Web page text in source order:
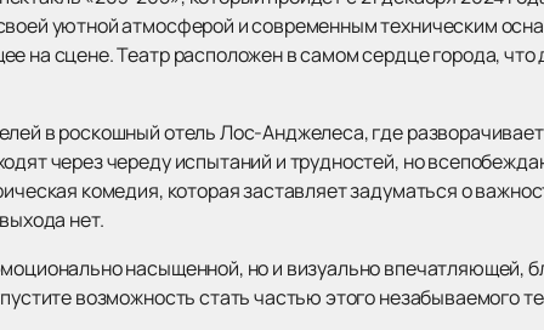
уютной атмосферой и современным техническим
на сцене. Театр расположен в самом сердце города, что
в роскошный отель Лос-Анджелеса, где
через череду испытаний и трудностей, но
комедия, которая заставляет задуматься о
нет.
насыщенной, но и визуально впечатляющей,
возможность стать частью этого незабываемого